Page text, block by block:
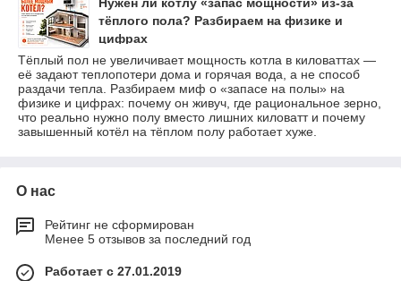
тёплого пола? Разбираем на физике и
цифрах
Тёплый пол не увеличивает мощность котла в киловаттах —
её задают теплопотери дома и горячая вода, а не способ
раздачи тепла. Разбираем миф о «запасе на полы» на
физике и цифрах: почему он живуч, где рациональное зерно,
что реально нужно полу вместо лишних киловатт и почему
завышенный котёл на тёплом полу работает хуже.
О нас
Рейтинг не сформирован
Менее 5 отзывов за последний год
Работает с 27.01.2019